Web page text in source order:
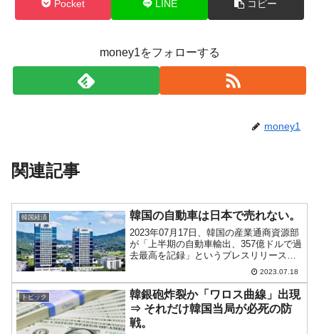
Pocket LINE コピー
money1をフォローする
money1
関連記事
韓国経済 韓国の自動車は日本で売れない。
2023年07月17日、韓国の産業通商資源部
が「上半期の自動車輸出、357億ドルで過
去最高を記録」というプレスリリースを
出しました。「今年上半期（'23.01～06
月）の自動車輸出額は前年同期比46.6％
増加した357億ドルで、歴代最高値を...
2023.07.18
トピック
韓銀砲炸裂か「ワロス曲線」出現
⇒ それだけ韓国当局が必死の防
戦。